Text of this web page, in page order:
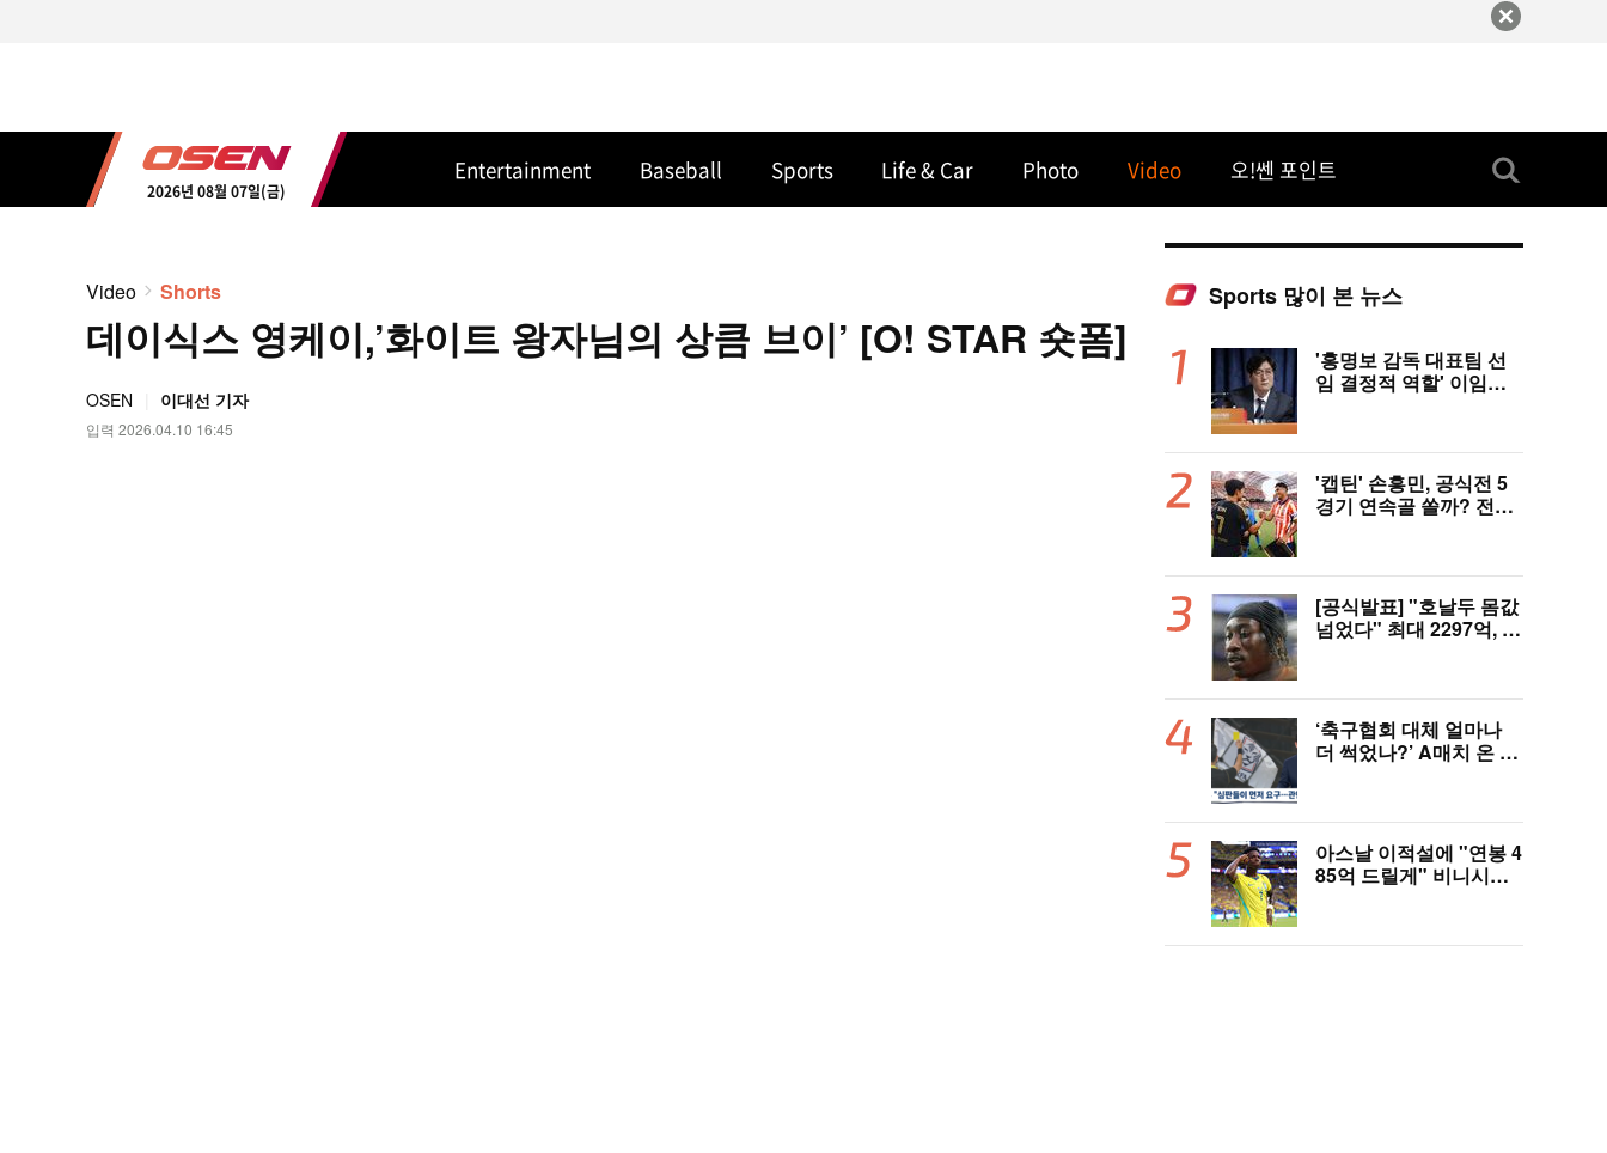
2026년 08월 07일(금)
Entertainment Baseball Sports Life & Car Photo Video 오!쎈 포인트
Video Shorts
데이식스 영케이,’화이트 왕자님의 상큼 브이’ [O! STAR 숏폼]
OSEN 이대선 기자
입력 2026.04.10 16:45
Sports 많이 본 뉴스
'홍명보 감독 대표팀 선
임 결정적 역할' 이임생
와 법정 공방 나선다
'캡틴' 손흥민, 공식전 5
경기 연속골 쏠까? 전반
1 전반 종료
[공식발표] "호날두 몸값
넘었다" 최대 2297억, 초
다..."구단 역사상 가장
비싼 영입"
‘축구협회 대체 얼마나
더 썩었나?’ A매치 온 외
않겠나?”
아스날 이적설에 "연봉 4
85억 드릴게" 비니시우